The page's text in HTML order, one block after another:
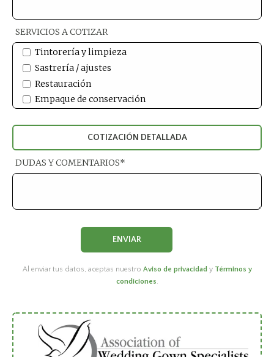
SERVICIOS A COTIZAR
Tintorería y limpieza
Sastrería / ajustes
Restauración
Empaque de conservación
COTIZACIÓN DETALLADA
DUDAS Y COMENTARIOS*
Al enviar tus datos, aceptas nuestro Aviso de privacidad y Términos y
condiciones.